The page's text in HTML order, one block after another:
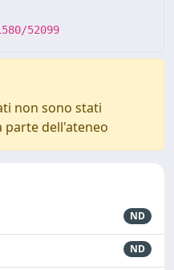
52099
non sono stati
parte dell'ateneo
ND
ND